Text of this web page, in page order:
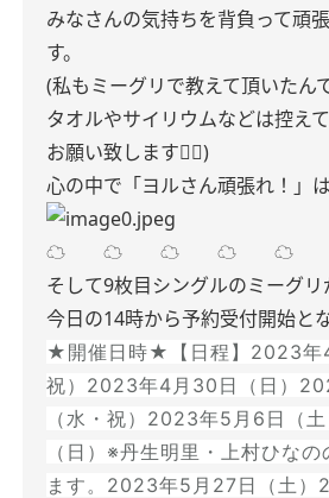
みなさんの気持ちを背負って頑
す。
(私もミーグリで教えて頂いたん
タオルやサイリウムなどは控え
お願い致します🙇‍♀️)
心の中で「ヨルさん頑張れ！」
☁ ☁ ☁ ☁ ☁
そして9枚目シングルのミーグリ
今日の14時から予約受付開始と
★開催日時★ 【日程】 2023年
祝） 2023年4月30日（日）
（水・祝） 2023年5月6日（土
（日）※丹生明里・上村ひな
ます。 2023年5月27日（土）